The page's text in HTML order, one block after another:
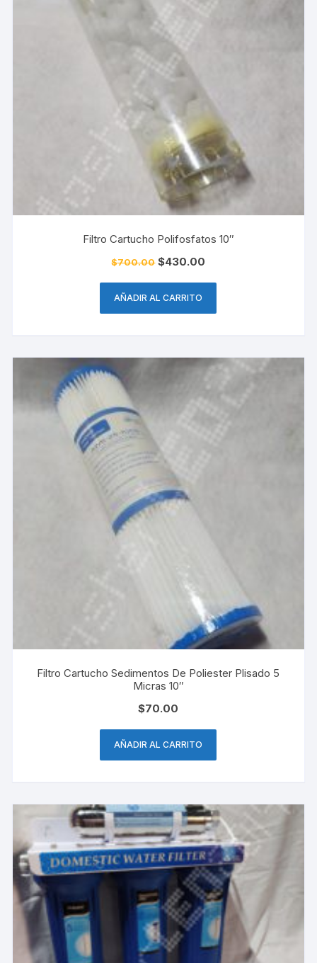
Filtro Cartucho Polifosfatos 10″
$700.00 El
original
era:
$700.00.
$430.00
actual
AÑADIR AL CARRITO
Filtro Cartucho Sedimentos De Poliester Plisado 5
Micras 10″
$70.00
AÑADIR AL CARRITO